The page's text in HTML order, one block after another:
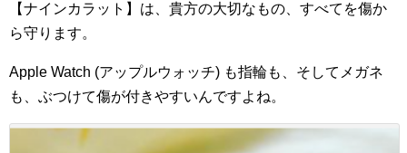
【ナインカラット】は、貴方の大切なもの、すべてを傷か
ら守ります。
Apple Watch (アップルウォッチ) も指輪も、そしてメガネ
も、ぶつけて傷が付きやすいんですよね。